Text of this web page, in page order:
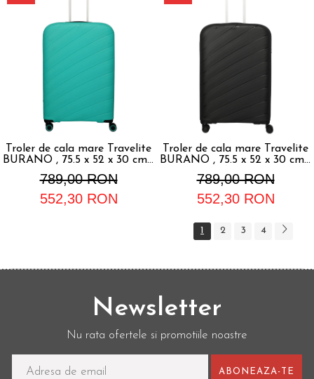
Troler de cala mare Travelite
BURANO , 75.5 x 52 x 30 cm -
789,00 RON
552,30 RON
Troler de cala mare Travelite
BURANO , 75.5 x 52 x 30 cm -
789,00 RON
552,30 RON
1 2 3 4
Newsletter
Nu rata ofertele si promotiile noastre